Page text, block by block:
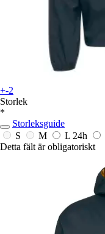
+-2
Storlek
*
Storleksguide
S
M L 24h
Detta fält är obligatoriskt